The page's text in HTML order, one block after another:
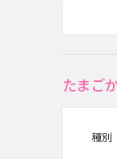
たまご
種別